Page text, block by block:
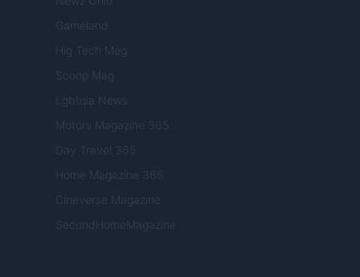
Gameland
Hig Tech Mag
Scoop Mag
Lgbtqia News
Motors Magazine 365
Day Travel 365
Home Magazine 365
Cineverse Magazine
SecondHomeMagazine